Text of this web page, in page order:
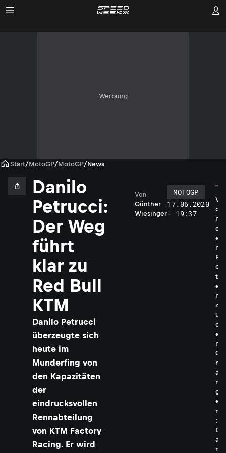
Werbung
Start/MotoGP/MotoGP/News
Danilo
Petrucci:
Der Weg
führt
klar zu
Red Bull
KTM
Danilo Petrucci
überzeugte sich
heute im
Munderfing von
den Kapazitäten
der
eindrucksvollen
Rennabteilung
von KTM Factory
Racing. Er wird
Günther
Wiesinger
Von
MOTOGP
17.06.2020
- 19:37
V
o
n
d
e
n
R
o
t
e
n
z
u
d
e
n
O
r
a
n
g
e
n
:
D
a
n